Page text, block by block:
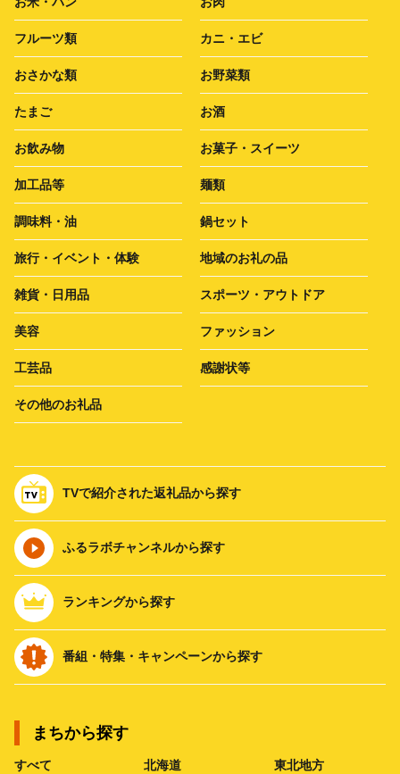
フルーツ類 カニ・エビ
おさかな類 お野菜類
たまご お酒
お飲み物 お菓子・スイーツ
加工品等 麺類
調味料・油 鍋セット
旅行・イベント・体験 地域のお礼の品
雑貨・日用品 スポーツ・アウトドア
美容 ファッション
工芸品 感謝状等
その他のお礼品
TVで紹介された返礼品から探す
ふるラボチャンネルから探す
ランキングから探す
番組・特集・キャンペーンから探す
まちから探す
すべて 北海道 東北地方